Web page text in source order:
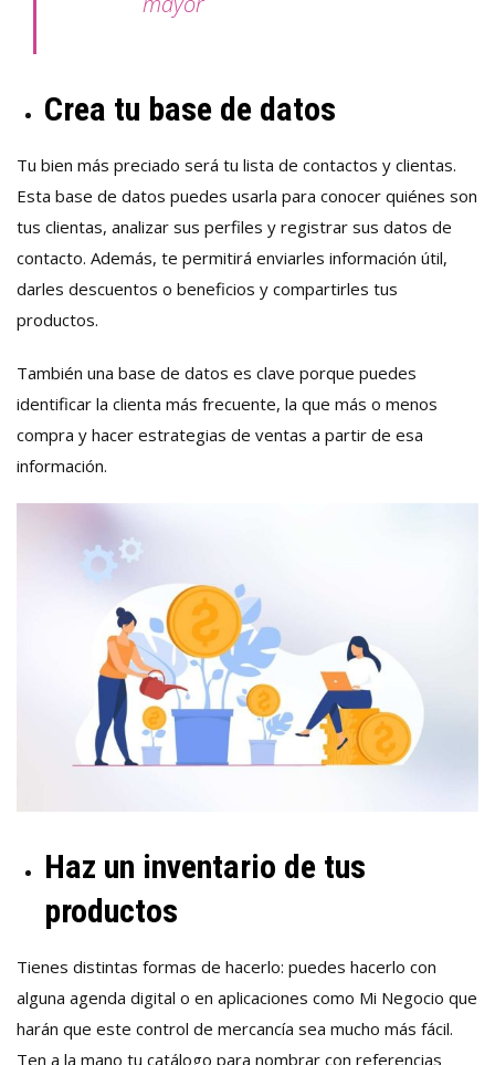
Crea tu base de datos
Tu bien más preciado será tu lista de contactos y clientas.
Esta base de datos puedes usarla para conocer quiénes son
tus clientas, analizar sus perfiles y registrar sus datos de
contacto. Además, te permitirá enviarles información útil,
darles descuentos o beneficios y compartirles tus
productos.
También una base de datos es clave porque puedes
identificar la clienta más frecuente, la que más o menos
compra y hacer estrategias de ventas a partir de esa
información.
Haz un inventario de tus
productos
Tienes distintas formas de hacerlo: puedes hacerlo con
alguna agenda digital o en aplicaciones como Mi Negocio que
harán que este control de mercancía sea mucho más fácil.
Ten a la mano tu catálogo para nombrar con referencias